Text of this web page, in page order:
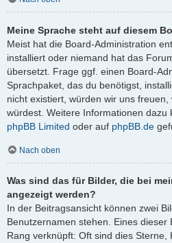
Meine Sprache steht auf diesem
Meist hat die Board-Administration
installiert oder niemand hat das
übersetzt. Frage ggf. einen Board-
Sprachpaket, das du benötigst,
nicht existiert, würden wir uns
würdest. Weitere Informationen dazu
phpBB Limited oder auf phpBB.de
Nach oben
Was sind das für Bilder, die bei
angezeigt werden?
In der Beitragsansicht können zwei
Benutzernamen stehen. Eines dieser
Rang verknüpft: Oft sind dies Sterne,